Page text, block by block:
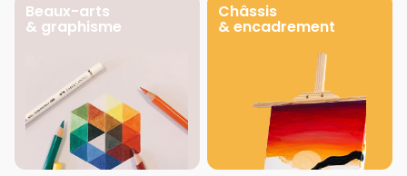
Beaux-arts
& graphisme
Châssis
& encadrement